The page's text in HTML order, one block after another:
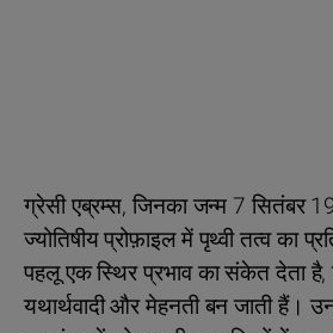
ग्रेसी एब्रम्स, जिनका जन्म 7 सितंबर
ज्योतिषीय प्रोफ़ाइल में पृथ्वी तत्व का
पहलू एक स्थिर प्रभाव का संकेत देता
यथार्थवादी और मेहनती बन जाती हैं।